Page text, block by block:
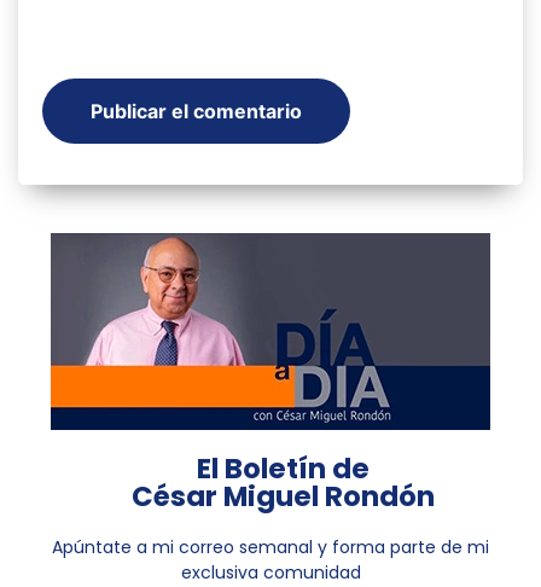
El Boletín de
César Miguel Rondón
Apúntate a mi correo semanal y forma parte de mi
exclusiva comunidad